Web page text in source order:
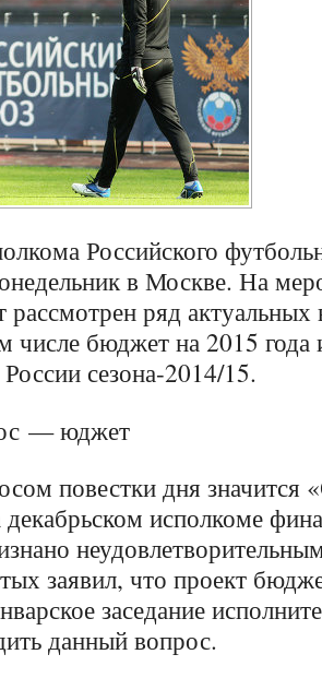
Российского
в Москве. На
рассмотрен ряд
числе бюджет на 2015 года
сезона-2014/15.
— юджет
повестки дня
исполкоме
заявил, что проект
заседание
данный вопрос.